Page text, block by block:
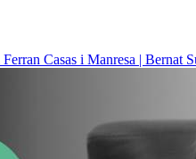
Ferran Casas i Manresa | Bernat